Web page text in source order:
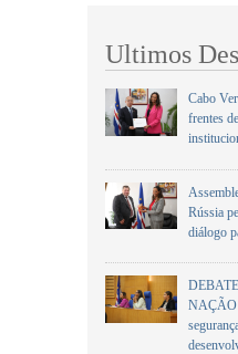
Ultimos
Cabo
frentes
Rússia
diálogo
NAÇÃO